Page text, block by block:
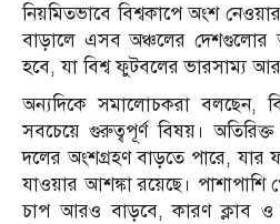
নিয়মিতভাবে বিশ্বকাপে অংশ
বাড়ালে এসব অঞ্চলের দেশগুলোর
হবে, যা বিশ্ব ফুটবলের ভারসাম্য
অন্যদিকে সমালোচকরা বলছেন,
সবচেয়ে গুরুত্বপূর্ণ বিষয়।
দলের অংশগ্রহণ বাড়তে পারে, যার
যাওয়ার আশঙ্কা রয়েছে।
চাপ আরও বাড়বে, কারণ ক্লাব ও